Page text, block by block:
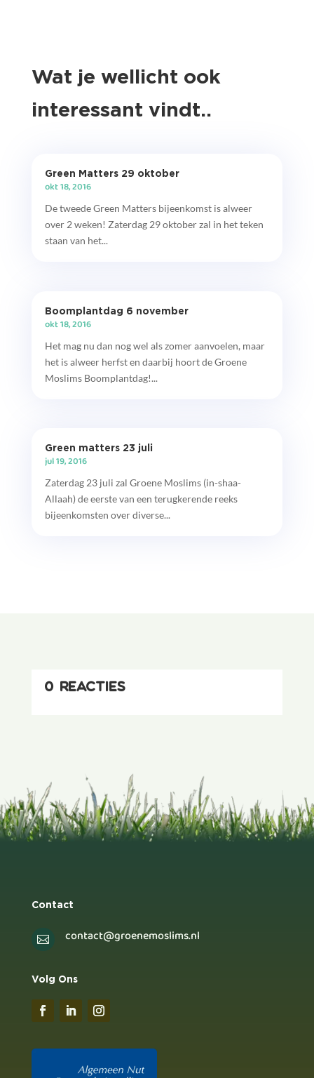
Wat je wellicht ook
interessant vindt..
Green Matters 29 oktober
okt 18, 2016
De tweede Green Matters bijeenkomst is alweer
over 2 weken! Zaterdag 29 oktober zal in het teken
staan van het...
Boomplantdag 6 november
okt 18, 2016
Het mag nu dan nog wel als zomer aanvoelen, maar
het is alweer herfst en daarbij hoort de Groene
Moslims Boomplantdag!...
Green matters 23 juli
jul 19, 2016
Zaterdag 23 juli zal Groene Moslims (in-shaa-
Allaah) de eerste van een terugkerende reeks
bijeenkomsten over diverse...
0 reacties
Contact
 contact@groenemoslims.nl
Volg Ons